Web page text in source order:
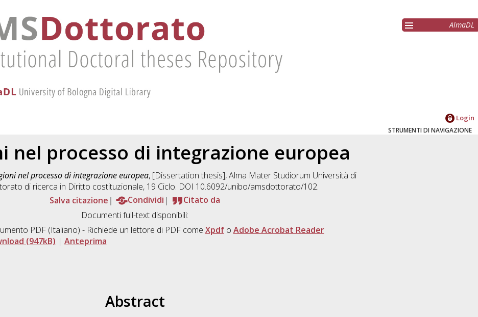
AlmaDL
Login
STRUMENTI DI NAVIGAZIONE
nel processo di integrazione europea
nel processo di integrazione europea, [Dissertation thesis], Alma Mater Studiorum Università di
di ricerca in Diritto costituzionale, 19 Ciclo. DOI 10.6092/unibo/amsdottorato/102.
Salva citazione
Condividi
Citato da
Documenti full-text disponibili:
PDF(Italiano) - Richiede un lettore di PDF come Xpdfo Adobe Acrobat Reader
(947kB) | Anteprima
Abstract